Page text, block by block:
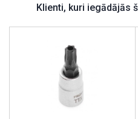
Klienti, kuri iegādājās